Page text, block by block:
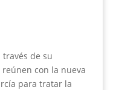
través de su
reúnen con la nueva
para tratar la